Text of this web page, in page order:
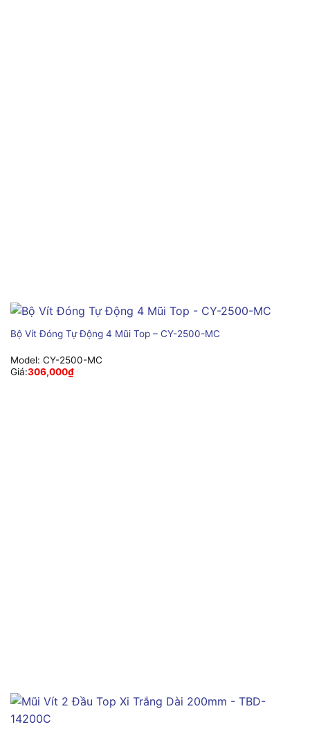
Bộ Vít Đóng Tự Động 4 Mũi Top – CY-2500-MC
Model: CY-2500-MC
Giá:306,000₫